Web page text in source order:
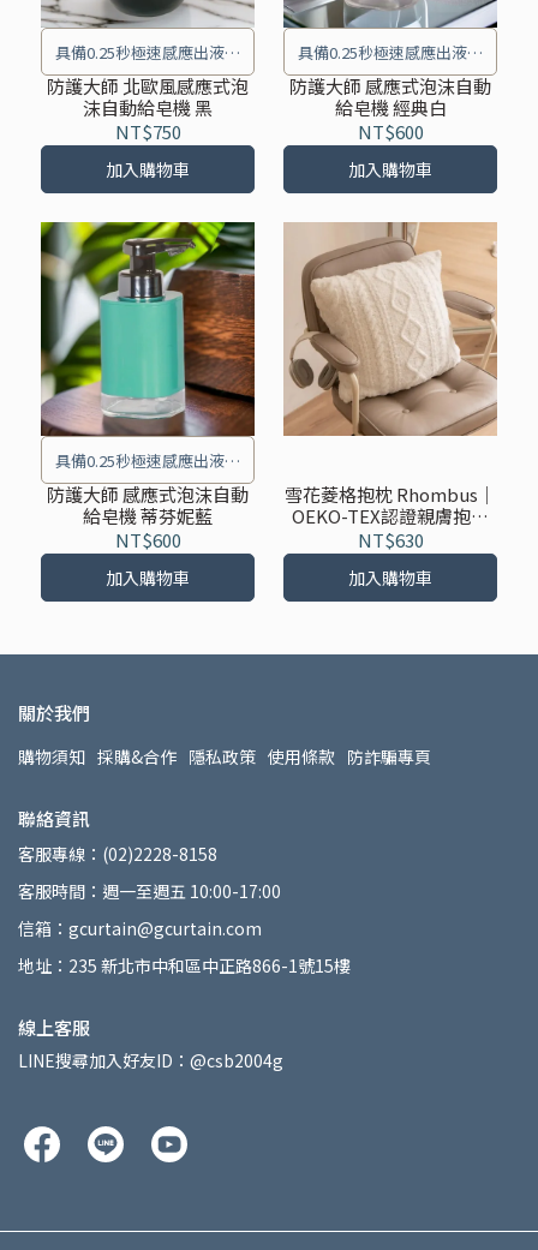
具備0.25秒極速感應出液、
IPX5防水功能、6個月超長續
航等特點
防護大師 北歐風感應式泡
沫自動給皂機 黑
NT$750
加入購物車
具備0.25秒極速感應出液、
IPX5防水功能、6個月超長續
航等特點
防護大師 感應式泡沫自動
給皂機 經典白
NT$600
加入購物車
具備0.25秒極速感應出液、
IPX5防水功能、6個月超長續
航等特點
防護大師 感應式泡沫自動
給皂機 蒂芬妮藍
NT$600
加入購物車
雪花菱格抱枕 Rhombus｜
OEKO-TEX認證親膚抱枕
立體紋理沙發靠墊 可水洗
NT$630
加入購物車
關於我們
購物須知 採購&合作 隱私政策 使用條款 防詐騙專頁
聯絡資訊
客服專線：(02)2228-8158
客服時間：週一至週五 10:00-17:00
信箱：gcurtain@gcurtain.com
地址：235 新北市中和區中正路866-1號15樓
線上客服
LINE搜尋加入好友ID：@csb2004g